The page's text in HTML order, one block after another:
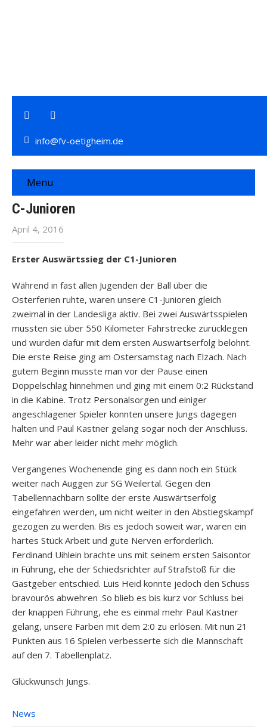
info@fv-oetigheim.de
Menu
C-Junioren
April 4, 2016
Erster Auswärtssieg der C1-Junioren
Während in fast allen Jugenden der Ball über die
Osterferien ruhte, waren unsere C1-Junioren gleich
zweimal in der Landesliga aktiv. Bei zwei Auswärtsspielen
mussten sie über 550 Kilometer Fahrstrecke zurücklegen
und wurden dafür mit dem ersten Auswärtserfolg belohnt.
Die erste Reise ging am Ostersamstag nach Elzach. Nach
gutem Beginn musste man vor der Pause einen
Doppelschlag hinnehmen und ging mit einem 0:2 Rückstand
in die Kabine. Trotz Personalsorgen und einiger
angeschlagener Spieler konnten unsere Jungs dagegen
halten und Paul Kastner gelang sogar noch der Anschluss.
Mehr war aber leider nicht mehr möglich.
Vergangenes Wochenende ging es dann noch ein Stück
weiter nach Auggen zur SG Weilertal. Gegen den
Tabellennachbarn sollte der erste Auswärtserfolg
eingefahren werden, um nicht weiter in den Abstiegskampf
gezogen zu werden. Bis es jedoch soweit war, waren ein
hartes Stück Arbeit und gute Nerven erforderlich.
Ferdinand Uihlein brachte uns mit seinem ersten Saisontor
in Führung, ehe der Schiedsrichter auf Strafstoß für die
Gastgeber entschied. Luis Heid konnte jedoch den Schuss
bravourös abwehren .So blieb es bis kurz vor Schluss bei
der knappen Führung, ehe es einmal mehr Paul Kastner
gelang, unsere Farben mit dem 2:0 zu erlösen. Mit nun 21
Punkten aus 16 Spielen verbesserte sich die Mannschaft
auf den 7. Tabellenplatz.
Glückwunsch Jungs.
News